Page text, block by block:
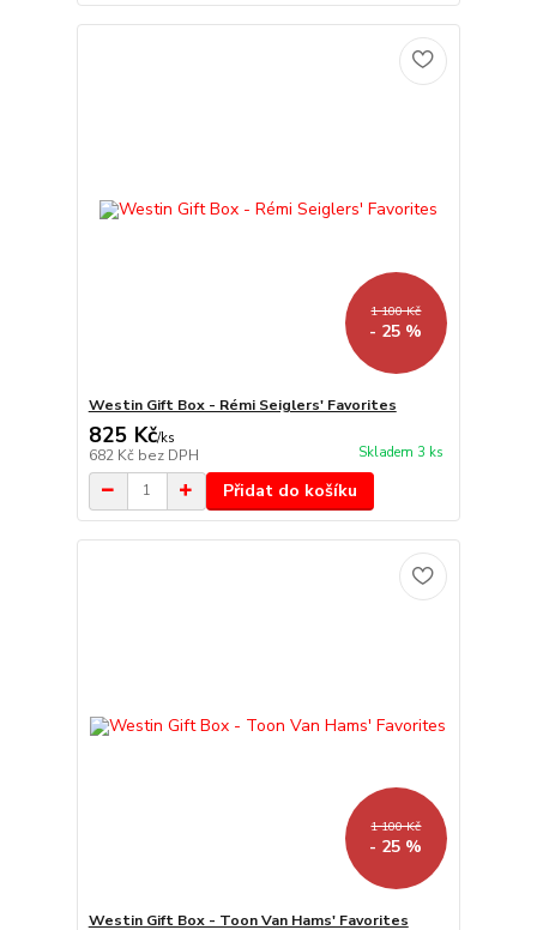
1 100 Kč
- 25 %
Westin Gift Box - Rémi Seiglers' Favorites
825 Kč/ks
682 Kč bez DPH Skladem 3 ks
Přidat do košíku
1 100 Kč
- 25 %
Westin Gift Box - Toon Van Hams' Favorites